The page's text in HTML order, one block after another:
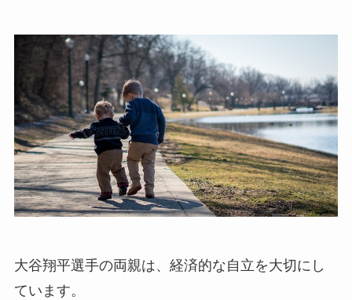
大谷翔平選手の両親は、経済的な自立を大切にし
ています。